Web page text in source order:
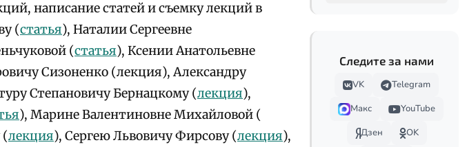
написание статей и съемку лекций в
(статья), Наталии Сергеевне
(статья), Ксении Анатольевне
Сизоненко (лекция), Александру
Степановичу Бернацкому (лекция),
), Марине Валентиновне Михайловой (
(лекция), Сергею Львовичу Фирсову (лекция),
Следите за нами
VK
Telegram
Макс
YouTube
Дзен
OK